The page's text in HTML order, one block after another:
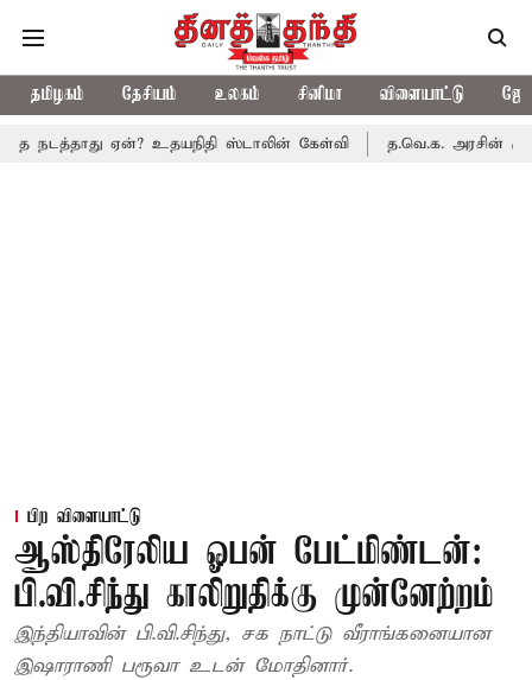
தமிழகம் தேசியம் உலகம் சினிமா விளையாட்டு
ஏன்? உதயநிதி ஸ்டாலின் கேள்வி த.வெ.க. அரசின் முதல்
பிற விளையாட்டு
ஆஸ்திரேலிய ஓபன் பேட்மிண்டன்:
பி.வி.சிந்து காலிறுதிக்கு முன்னேற்றம்
இந்தியாவின் பி.வி.சிந்து, சக நாட்டு வீராங்கனையான
இஷாராணி பரூவா உடன் மோதினார்.